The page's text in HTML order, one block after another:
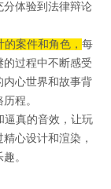
分体验到法律辩论
案件和角色， 每
过程中不断感受
内心世界和故事背
程。
逼真的音效，让玩
心设计和渲染，
。